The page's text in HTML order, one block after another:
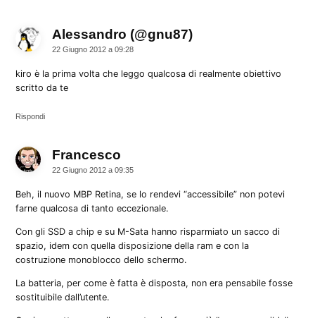
Alessandro (@gnu87)dice:
22 Giugno 2012 a 09:28
kiro è la prima volta che leggo qualcosa di realmente obiettivo
scritto da te
Rispondi
Francesco
22 Giugno 2012 a 09:35
Beh, il nuovo MBP Retina, se lo rendevi “accessibile” non potevi
farne qualcosa di tanto eccezionale.
Con gli SSD a chip e su M-Sata hanno risparmiato un sacco di
spazio, idem con quella disposizione della ram e con la
costruzione monoblocco dello schermo.
La batteria, per come è fatta è disposta, non era pensabile fosse
sostituibile dall’utente.